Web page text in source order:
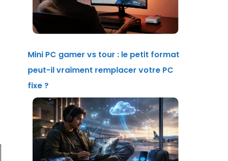
Mini PC gamer vs tour : le petit format
peut-il vraiment remplacer votre PC
fixe ?